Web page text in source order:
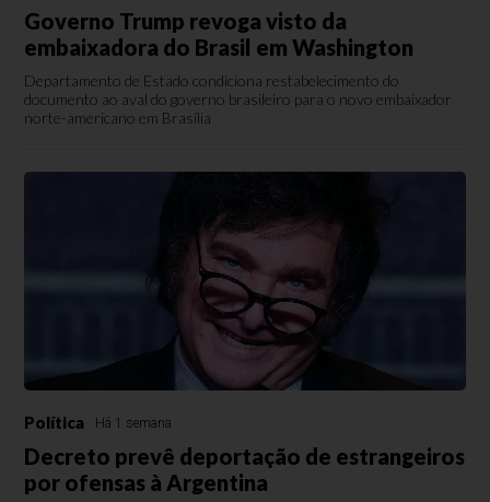
Governo Trump revoga visto da
embaixadora do Brasil em Washington
Departamento de Estado condiciona restabelecimento do
documento ao aval do governo brasileiro para o novo embaixador
norte-americano em Brasília
Política Há 1 semana
Decreto prevê deportação de estrangeiros
por ofensas à Argentina